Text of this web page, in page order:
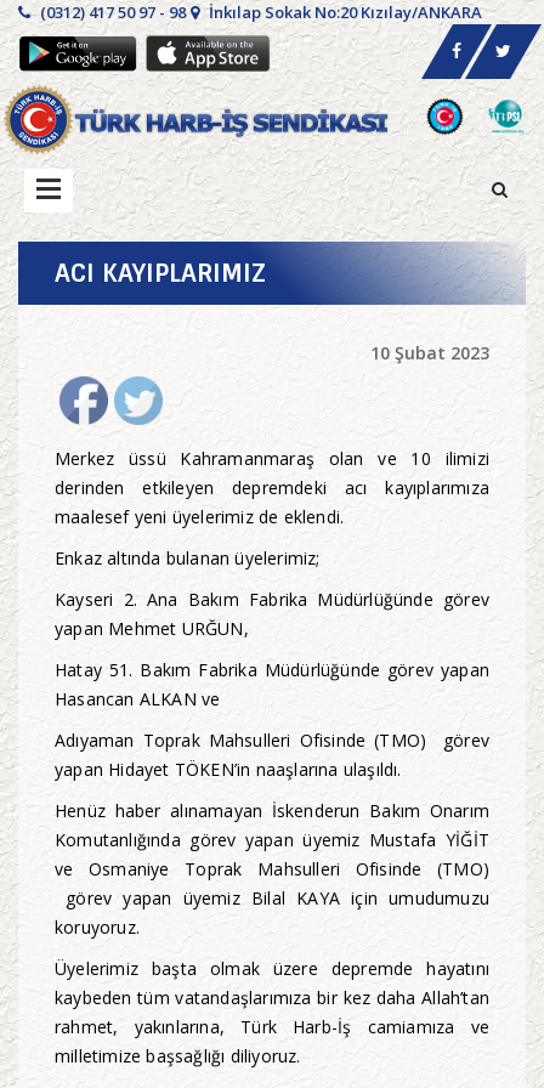
(0312) 417 50 97 - 98 İnkılap Sokak No:20 Kızılay/ANKARA
ACI KAYIPLARIMIZ
10 Şubat 2023
Merkez üssü Kahramanmaraş olan ve 10 ilimizi
derinden etkileyen depremdeki acı kayıplarımıza
maalesef yeni üyelerimiz de eklendi.
Enkaz altında bulanan üyelerimiz;
Kayseri 2. Ana Bakım Fabrika Müdürlüğünde görev
yapan Mehmet URĞUN,
Hatay 51. Bakım Fabrika Müdürlüğünde görev yapan
Hasancan ALKAN ve
Adıyaman Toprak Mahsulleri Ofisinde (TMO) görev
yapan Hidayet TÖKEN’in naaşlarına ulaşıldı.
Henüz haber alınamayan İskenderun Bakım Onarım
Komutanlığında görev yapan üyemiz Mustafa YİĞİT
ve Osmaniye Toprak Mahsulleri Ofisinde (TMO)
görev yapan üyemiz Bilal KAYA için umudumuzu
koruyoruz.
Üyelerimiz başta olmak üzere depremde hayatını
kaybeden tüm vatandaşlarımıza bir kez daha Allah’tan
rahmet, yakınlarına, Türk Harb-İş camiamıza ve
milletimize başsağlığı diliyoruz.